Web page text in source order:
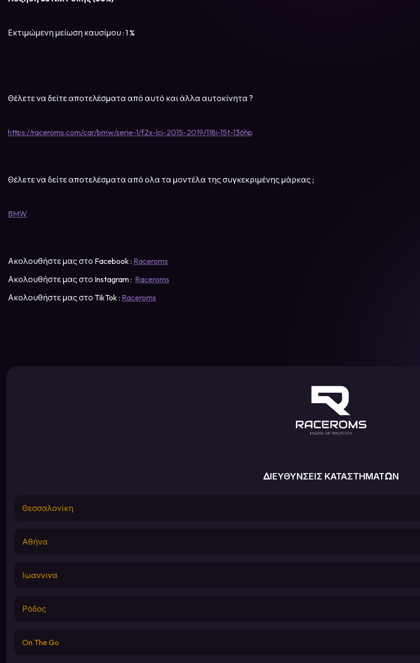
Εκτιμώμενη μείωση καυσίμου : 1 %
Θέλετε να δείτε αποτελέσματα από αυτό και άλλα αυτοκίνητα ?
https://raceroms.com/car/bmw/serie-1/f2x-lci-2015-2019/118i-15t-136hp
Θέλετε να δείτε αποτελέσματα από ολα τα μοντέλα της συγκεκριμένης μάρκας ;
BMW
Ακολουθήστε μας στο Facebook : Raceroms
Ακολουθήστε μας στο Instagram : Raceroms
Ακολουθήστε μας στο TikTok : Raceroms
ΔΙΕΥΘΥΝΣΕΙΣ ΚΑΤΑΣΤΗΜΑΤΩΝ
Θεσσαλονίκη
Αθήνα
Ιωαννινα
Ρόδος
On The Go